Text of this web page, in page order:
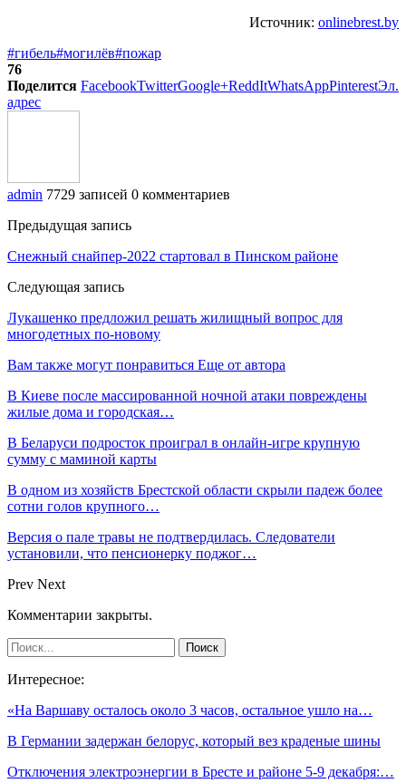
Источник: onlinebrest.by
#гибель#могилёв#пожар
76
Поделится FacebookTwitterGoogle+ReddItWhatsAppPinterestЭл.
адрес
admin 7729 записей 0 комментариев
Предыдущая запись
Снежный снайпер-2022 стартовал в Пинском районе
Следующая запись
Лукашенко предложил решать жилищный вопрос для
многодетных по-новому
Вам также могут понравиться Еще от автора
В Киеве после массированной ночной атаки повреждены
жилые дома и городская…
В Беларуси подросток проиграл в онлайн-игре крупную
сумму с маминой карты
В одном из хозяйств Брестской области скрыли падеж более
сотни голов крупного…
Версия о пале травы не подтвердилась. Следователи
установили, что пенсионерку поджог…
Prev Next
Комментарии закрыты.
Интересное:
«На Варшаву осталось около 3 часов, остальное ушло на…
В Германии задержан белорус, который вез краденые шины
Отключения электроэнергии в Бресте и районе 5-9 декабря:…